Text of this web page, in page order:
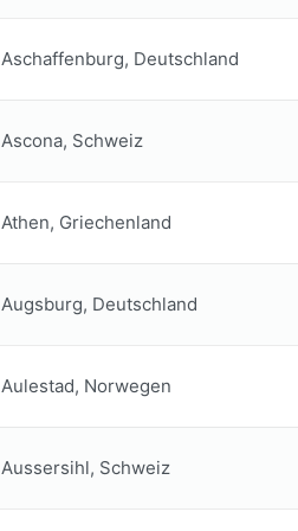
Aschaffenburg, Deutschland
Ascona, Schweiz
Athen, Griechenland
Augsburg, Deutschland
Aulestad, Norwegen
Aussersihl, Schweiz